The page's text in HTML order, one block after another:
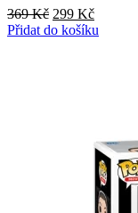
369Kč Původní
cena
299 KčAktuální
cena
Přidat do košíku